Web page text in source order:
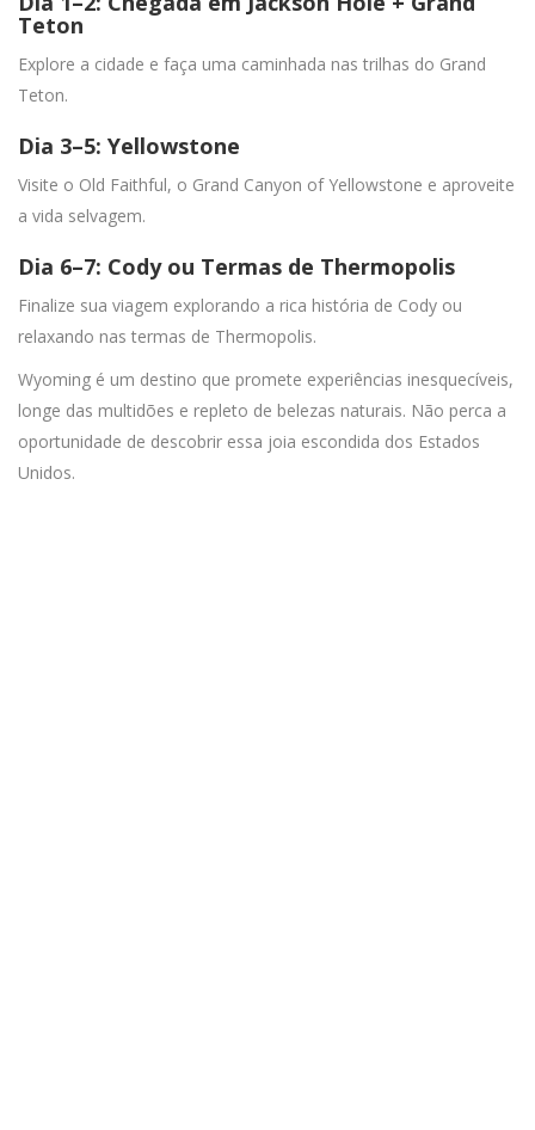
Teton
Explore a cidade e faça uma caminhada nas trilhas do Grand
Teton.
Dia 3–5: Yellowstone
Visite o Old Faithful, o Grand Canyon of Yellowstone e aproveite
a vida selvagem.
Dia 6–7: Cody ou Termas de Thermopolis
Finalize sua viagem explorando a rica história de Cody ou
relaxando nas termas de Thermopolis.
Wyoming é um destino que promete experiências inesquecíveis,
longe das multidões e repleto de belezas naturais. Não perca a
oportunidade de descobrir essa joia escondida dos Estados
Unidos.